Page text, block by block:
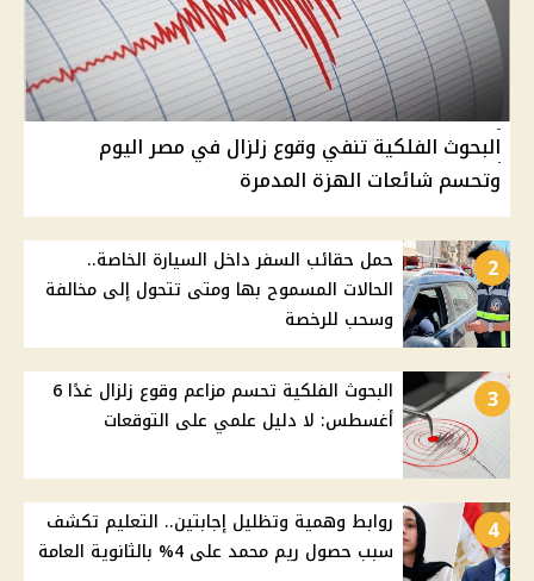
البحوث الفلكية تنفي وقوع زلزال في مصر اليوم
وتحسم شائعات الهزة المدمرة
2
حمل حقائب السفر داخل السيارة الخاصة..
الحالات المسموح بها ومتى تتحول إلى مخالفة
وسحب للرخصة
3
البحوث الفلكية تحسم مزاعم وقوع زلزال غدًا 6
أغسطس: لا دليل علمي على التوقعات
4
روابط وهمية وتظليل إجابتين.. التعليم تكشف
سبب حصول ريم محمد على 4% بالثانوية العامة